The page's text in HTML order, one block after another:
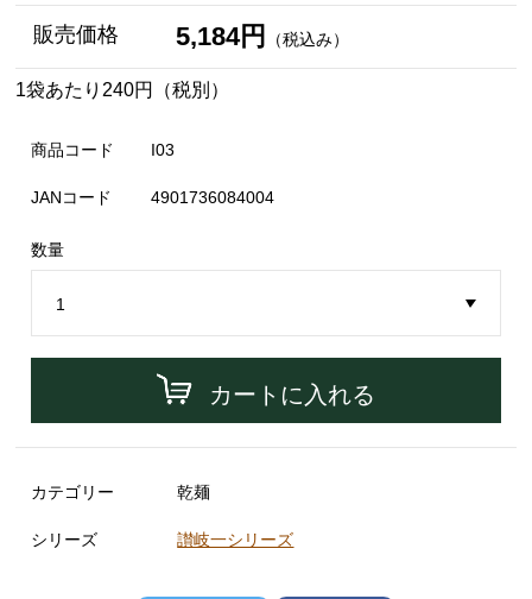
販売価格 5,184円 （税込み）
1袋あたり240円（税別）
商品コード I03
JANコード 4901736084004
数量
カートに入れる
カテゴリー 乾麺
シリーズ 讃岐一シリーズ